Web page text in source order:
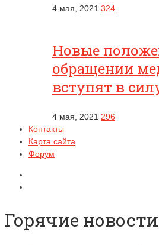
4 мая, 2021 324
Новые
обращении
вступят в
4 мая, 2021 296
Контакты
Карта сайта
Форум
Горячие новости